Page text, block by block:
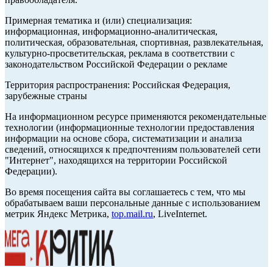
Примерная тематика и (или) специализация:
информационная, информационно-аналитическая,
политическая, образовательная, спортивная, развлекательная,
культурно-просветительская, реклама в соответствии с
законодательством Российской Федерации о рекламе
Территория распространения: Российская Федерация,
зарубежные страны
На информационном ресурсе применяются рекомендательные
технологии (информационные технологии предоставления
информации на основе сбора, систематизации и анализа
сведений, относящихся к предпочтениям пользователей сети
"Интернет", находящихся на территории Российской
Федерации).
Во время посещения сайта вы соглашаетесь с тем, что мы
обрабатываем ваши персональные данные с использованием
метрик Яндекс Метрика, top.mail.ru, LiveInternet.